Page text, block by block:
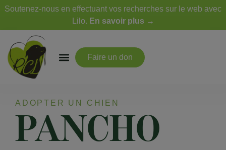
Soutenez-nous en effectuant vos recherches sur le web avec
Lilo. En savoir plus →
Faire un don
ADOPTER UN CHIEN
PANCHO